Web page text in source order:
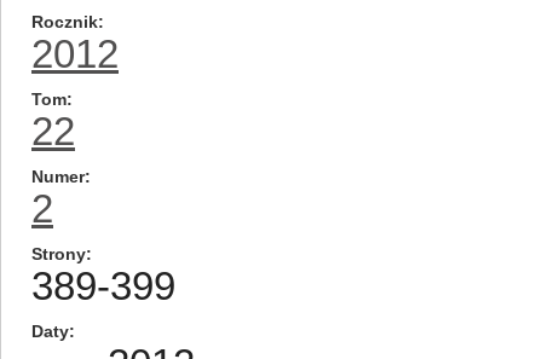
Rocznik
2012
Tom
22
Numer
2
Strony
389-399
Daty